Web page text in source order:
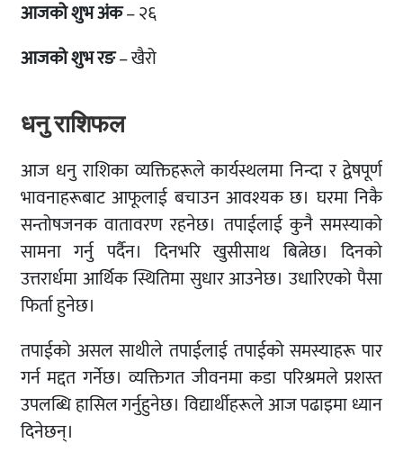
आजको शुभ अंक– २६
आजको शुभ रङ– खैरो
धनु राशिफल
आज धनु राशिका व्यक्तिहरूले कार्यस्थलमा निन्दा र द्वेषपूर्ण
भावनाहरूबाट आफूलाई बचाउन आवश्यक छ। घरमा निकै
सन्तोषजनक वातावरण रहनेछ। तपाईलाई कुनै समस्याको
सामना गर्नु पर्दैन। दिनभरि खुसीसाथ बित्नेछ। दिनको
उत्तरार्धमा आर्थिक स्थितिमा सुधार आउनेछ। उधारिएको पैसा
फिर्ता हुनेछ।
तपाईको असल साथीले तपाईलाई तपाईको समस्याहरू पार
गर्न मद्दत गर्नेछ। व्यक्तिगत जीवनमा कडा परिश्रमले प्रशस्त
उपलब्धि हासिल गर्नुहुनेछ। विद्यार्थीहरूले आज पढाइमा ध्यान
दिनेछन्।